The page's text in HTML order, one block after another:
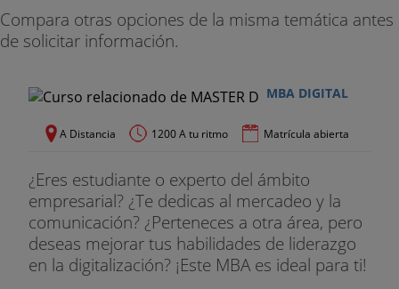
Compara otras opciones de la misma temática antes
de solicitar información.
MBA DIGITAL
A Distancia 1200 A tu ritmo Matrícula abierta
¿Eres estudiante o experto del ámbito
empresarial? ¿Te dedicas al mercadeo y la
comunicación? ¿Perteneces a otra área, pero
deseas mejorar tus habilidades de liderazgo
en la digitalización? ¡Este MBA es ideal para ti!